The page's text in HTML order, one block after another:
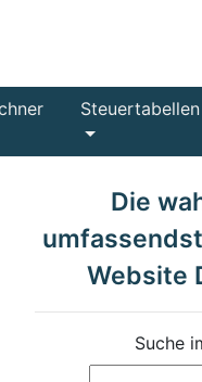
Steuertabellen
Die
Website
Suche